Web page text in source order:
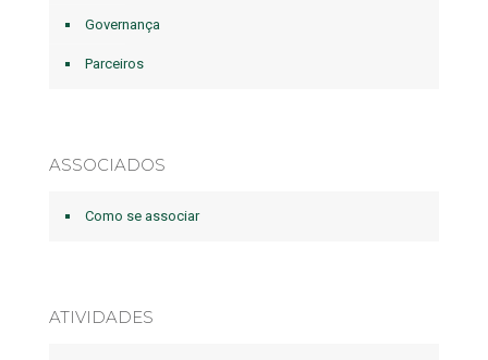
Governança
Parceiros
ASSOCIADOS
Como se associar
ATIVIDADES